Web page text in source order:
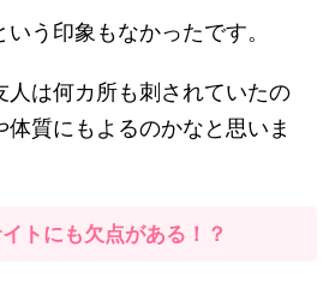
う印象もなかったです。
人は何カ所も刺されていたの
質にもよるのかなと思いま
トにも欠点がある！？